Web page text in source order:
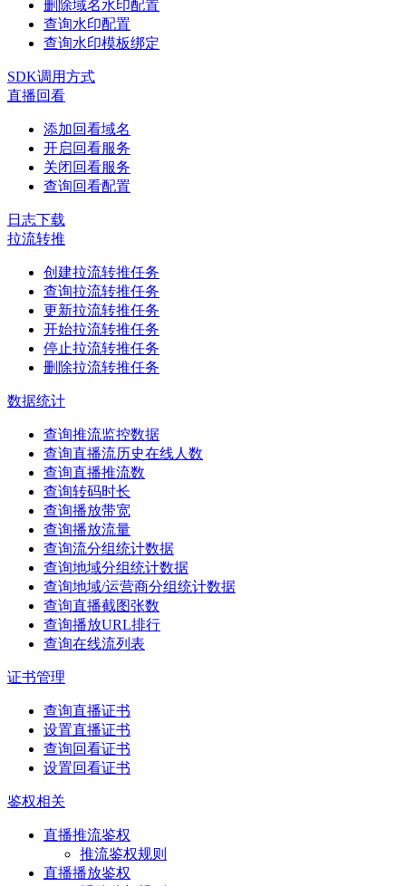
删除域名水印配置
查询水印配置
查询水印模板绑定
SDK调用方式
直播回看
添加回看域名
开启回看服务
关闭回看服务
查询回看配置
日志下载
拉流转推
创建拉流转推任务
查询拉流转推任务
更新拉流转推任务
开始拉流转推任务
停止拉流转推任务
删除拉流转推任务
数据统计
查询推流监控数据
查询直播流历史在线人数
查询直播推流数
查询转码时长
查询播放带宽
查询播放流量
查询流分组统计数据
查询地域分组统计数据
查询地域/运营商分组统计数据
查询直播截图张数
查询播放URL排行
查询在线流列表
证书管理
查询直播证书
设置直播证书
查询回看证书
设置回看证书
鉴权相关
直播推流鉴权
推流鉴权规则
直播播放鉴权